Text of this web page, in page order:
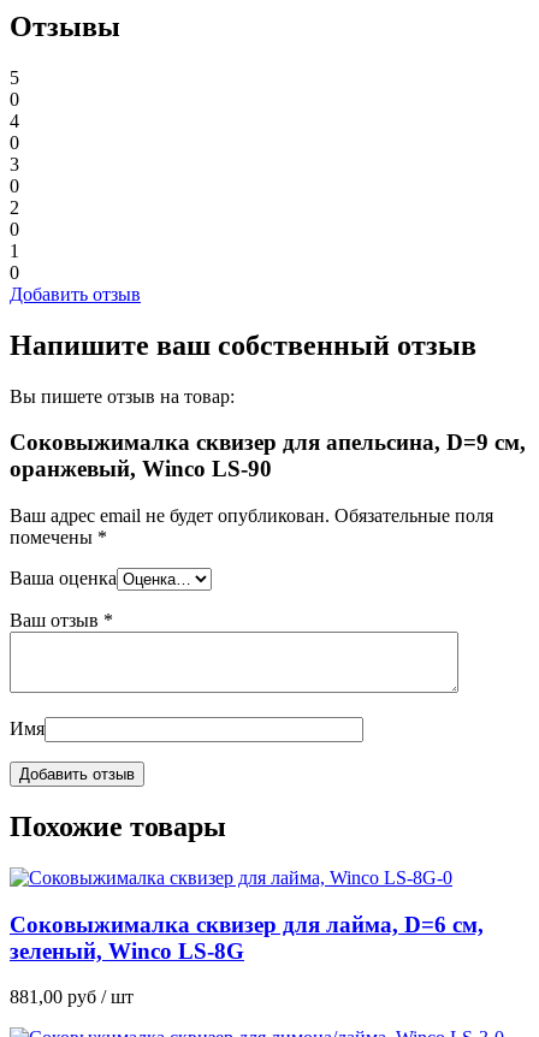
Отзывы
5
0
4
0
3
0
2
0
1
0
Добавить отзыв
Напишите ваш собственный отзыв
Вы пишете отзыв на товар:
Соковыжималка сквизер для апельсина, D=9 см,
оранжевый, Winco LS-90
Ваш адрес email не будет опубликован. Обязательные поля
помечены *
Ваша оценка
Ваш отзыв *
Имя
Похожие товары
Соковыжималка сквизер для лайма, D=6 см,
зеленый, Winco LS-8G
881,00 руб / шт